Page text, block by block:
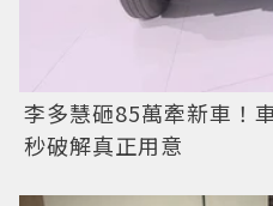
李多慧砸85萬牽新車！
秒破解真正用意